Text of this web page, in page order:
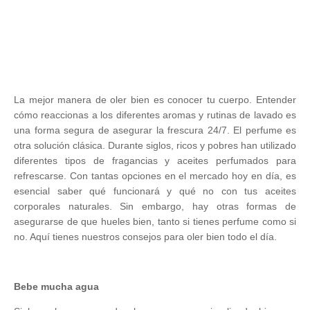
La mejor manera de oler bien es conocer tu cuerpo. Entender
cómo reaccionas a los diferentes aromas y rutinas de lavado es
una forma segura de asegurar la frescura 24/7. El perfume es
otra solución clásica. Durante siglos, ricos y pobres han utilizado
diferentes tipos de fragancias y aceites perfumados para
refrescarse. Con tantas opciones en el mercado hoy en día, es
esencial saber qué funcionará y qué no con tus aceites
corporales naturales. Sin embargo, hay otras formas de
asegurarse de que hueles bien, tanto si tienes perfume como si
no. Aquí tienes nuestros consejos para oler bien todo el día.
Bebe mucha agua